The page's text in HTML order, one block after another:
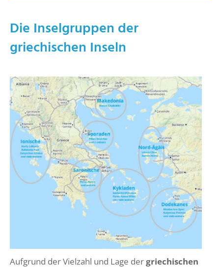
Die Inselgruppen der
griechischen Inseln
Aufgrund der Vielzahl und Lage dergriechischen